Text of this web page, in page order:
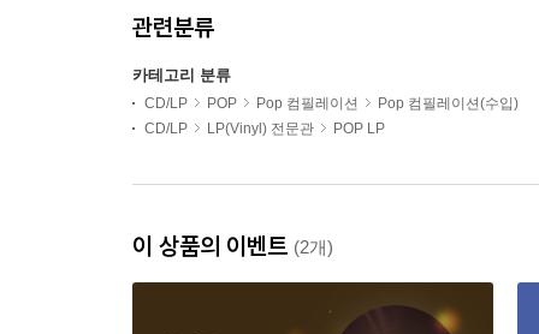
관련분류
카테고리 분류
CD/LP POP Pop 컴필레이션
Pop 컴필레이션(수입)
CD/LP
LP(Vinyl) 전문관 POP LP
이 상품의 이벤트 (2개)